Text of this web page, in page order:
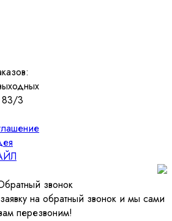
83/3
звонок
на обратный звонок и мы сами
перезвоним!